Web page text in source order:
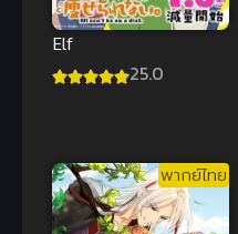
Elf
25.0
พากย์ไทย